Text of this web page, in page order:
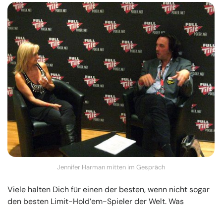
Jennifer Harman mitten im Gespräch
Viele halten Dich für einen der besten, wenn nicht sogar
den besten Limit-Hold’em-Spieler der Welt. Was